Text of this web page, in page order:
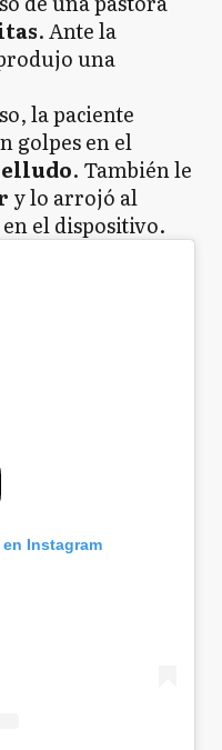
. Ante la
una
la paciente
golpes en el
. También le
y lo arrojó al
en el dispositivo.
Instagram